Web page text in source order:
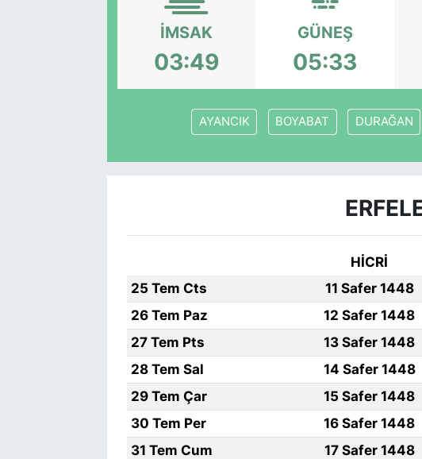
İMSAK
03:49
GÜNEŞ
05:33
AYANCIK BOYABAT DURAĞAN
HİCRİ
25 Tem Cts
11 Safer 1448
26 Tem Paz
12 Safer 1448
27 Tem Pts
13 Safer 1448
28 Tem Sal
14 Safer 1448
29 Tem Çar
15 Safer 1448
30 Tem Per
16 Safer 1448
31 Tem Cum
17 Safer 1448